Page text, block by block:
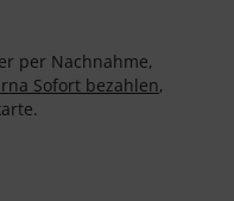
per Nachnahme,
Sofort bezahlen,